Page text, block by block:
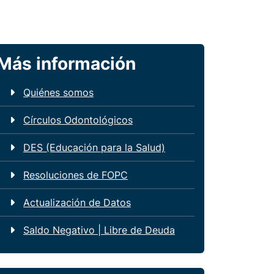
información
Quiénes somos
Círculos Odontológicos
DES (Educación para la Salud)
Resoluciones de FOPC
Actualización de Datos
Saldo Negativo | Libre de Deuda